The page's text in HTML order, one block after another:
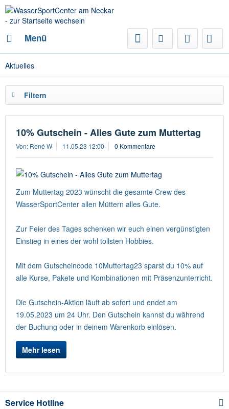
Menü
Aktuelles
Filtern
10% Gutschein - Alles Gute zum Muttertag
Von: René W 11.05.23 12:00 0 Kommentare
Zum Muttertag 2023 wünscht die gesamte Crew des
WasserSportCenter allen Müttern alles Gute.
Zur Feier des Tages schenken wir euch einen vergünstigten
Einstieg in eines der wohl tollsten Hobbies.
Mit dem Gutscheincode 10Muttertag23 sparst du 10% auf
alle Kurse, Pakete und Kombinationen mit Präsenzunterricht.
Die Gutschein-Aktion läuft ab sofort und endet am
19.05.2023 um 24 Uhr. Den Gutschein kannst du während
der Buchung oder in deinem Warenkorb einlösen.
Mehr lesen
Service Hotline